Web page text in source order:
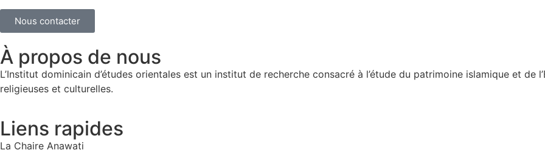
Nous contacter
À propos de nous
L’Institut dominicain d’études orientales est un institut de recherche consacré à l’étude du patrimoine islamique et
religieuses et culturelles.
Liens rapides
La Chaire Anawati